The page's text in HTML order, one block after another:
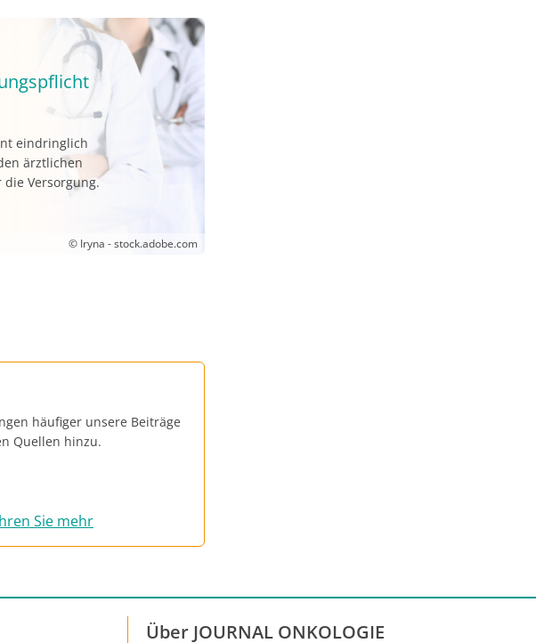
eindringlich
ärztlichen
Versorgung.
© Iryna - stock.adobe.com
häufiger unsere Beiträge
Quellen hinzu.
Sie mehr
Über JOURNAL ONKOLOGIE